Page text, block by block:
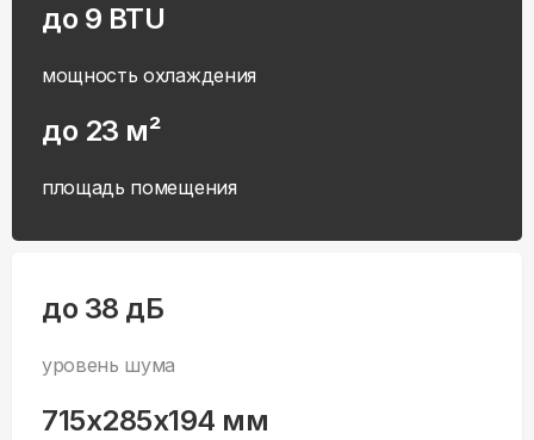
до 9 BTU
мощность охлаждения
до 23 м²
площадь помещения
до 38 дБ
уровень шума
715x285x194 мм